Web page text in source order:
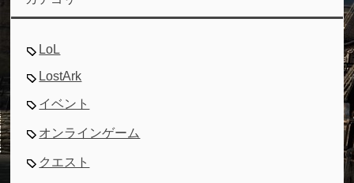
LoL
LostArk
イベント
オンラインゲーム
クエスト